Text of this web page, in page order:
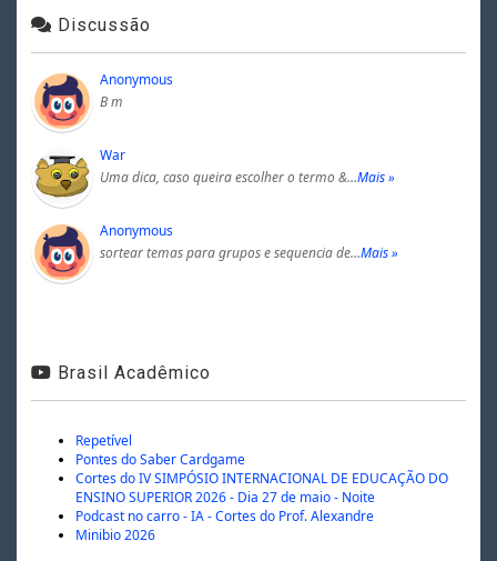
Discussão
Anonymous
B m
War
Uma dica, caso queira escolher o termo &…Mais »
Anonymous
sortear temas para grupos e sequencia de…Mais »
Brasil Acadêmico
Repetível
Pontes do Saber Cardgame
Cortes do IV SIMPÓSIO INTERNACIONAL DE EDUCAÇÃO DO
ENSINO SUPERIOR 2026 - Dia 27 de maio - Noite
Podcast no carro - IA - Cortes do Prof. Alexandre
Minibio 2026